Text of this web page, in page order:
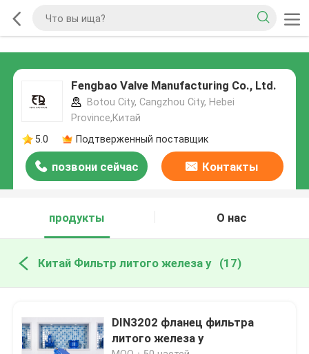
Fengbao Valve Manufacturing Co., Ltd.
Botou City, Cangzhou City, Hebei
Province,Китай
5.0
Подтверженный поставщик
позвони сейчас Контакты
продукты О нас
Китай Фильтр литого железа y (17)
DIN3202 фланец фильтра
литого железа y